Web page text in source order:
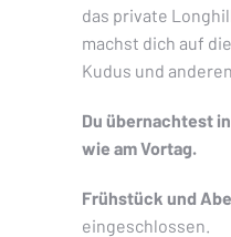
das private
machst dich auf
Kudus und
Du übernachtest
wie am Vortag.
Frühstück und
eingeschlossen.